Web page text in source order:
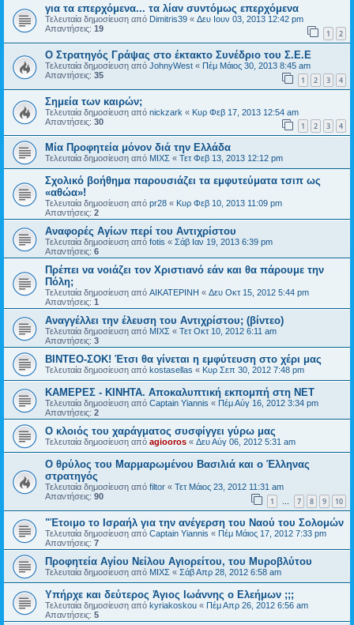
για τα επερχόμενα... τα λίαν συντόμως επερχόμενα
Τελευταία δημοσίευση από Dimitris39 « Δευ Ιουν 03, 2013 12:42 pm
Απαντήσεις: 19 1 2
Ο Στρατηγός Γράψας στο έκτακτο Συνέδριο του Σ.Ε.Ε
Τελευταία δημοσίευση από JohnyWest « Πέμ Μάιος 30, 2013 8:45 am
Απαντήσεις: 35 1 2 3 4
Σημεία των καιρών;
Τελευταία δημοσίευση από nickzark « Κυρ Φεβ 17, 2013 12:54 am
Απαντήσεις: 30 1 2 3 4
Μία Προφητεία μόνον διά την Ελλάδα
Τελευταία δημοσίευση από ΜΙΧΣ « Τετ Φεβ 13, 2013 12:12 pm
Σχολικό βοήθημα παρουσιάζει τα εμφυτεύματα τσιπ ως
«αθώα»!
Τελευταία δημοσίευση από pr28 « Κυρ Φεβ 10, 2013 11:09 pm
Απαντήσεις: 2
Αναφορές Αγίων περί του Αντιχρίστου
Τελευταία δημοσίευση από fotis « Σάβ Ιαν 19, 2013 6:39 pm
Απαντήσεις: 6
Πρέπει να νοιάζει τον Χριστιανό εάν και θα πάρουμε την
Πόλη;
Τελευταία δημοσίευση από ΑΙΚΑΤΕΡΙΝΗ « Δευ Οκτ 15, 2012 5:44 pm
Απαντήσεις: 1
Αναγγέλλει την έλευση του Αντιχρίστου; (βίντεο)
Τελευταία δημοσίευση από ΜΙΧΣ « Τετ Οκτ 10, 2012 6:11 am
Απαντήσεις: 3
ΒΙΝΤΕΟ-ΣΟΚ! Έτσι θα γίνεται η εμφύτευση στο χέρι μας
Τελευταία δημοσίευση από kostasellas « Κυρ Σεπ 30, 2012 7:48 pm
ΚΑΜΕΡΕΣ - ΚΙΝΗΤΑ. Αποκαλυπτική εκπομπή στη ΝΕΤ
Τελευταία δημοσίευση από Captain Yiannis « Πέμ Αύγ 16, 2012 3:34 pm
Απαντήσεις: 2
Ο κλοιός του χαράγματος συσφίγγει γύρω μας
Τελευταία δημοσίευση από agiooros « Δευ Αύγ 06, 2012 5:31 am
O θρύλος του Μαρμαρωμένου Βασιλιά και ο Έλληνας
στρατηγός
Τελευταία δημοσίευση από filtor « Τετ Μάιος 23, 2012 11:31 am
Απαντήσεις: 90 1 … 7 8 9 10
"Έτοιμο το Ισραήλ για την ανέγερση του Ναού του Σολομών
Τελευταία δημοσίευση από Captain Yiannis « Πέμ Μάιος 17, 2012 7:33 pm
Απαντήσεις: 7
Προφητεία Αγίου Νείλου Αγιορείτου, του Μυροβλύτου
Τελευταία δημοσίευση από ΜΙΧΣ « Σάβ Απρ 28, 2012 6:58 am
Υπήρχε και δεύτερος Ἀγιος Ιωάννης ο Ελεήμων ;;;
Τελευταία δημοσίευση από kyriakoskou « Πέμ Απρ 26, 2012 6:56 am
Απαντήσεις: 5